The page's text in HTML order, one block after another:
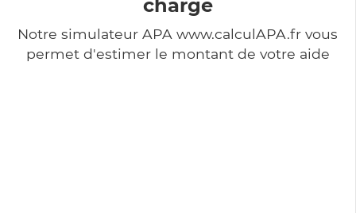
charge
Notre simulateur APA www.calculAPA.fr vous
permet d'estimer le montant de votre aide